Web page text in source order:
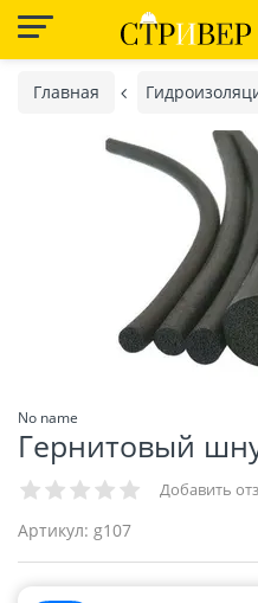
Главная
No name
Гернитовый
Добавить
Артикул: g107